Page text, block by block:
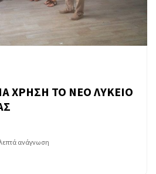
ΧΡΗΣΗ ΤΟ ΝΕΟ ΛΥΚΕΙΟ
ανάγνωση